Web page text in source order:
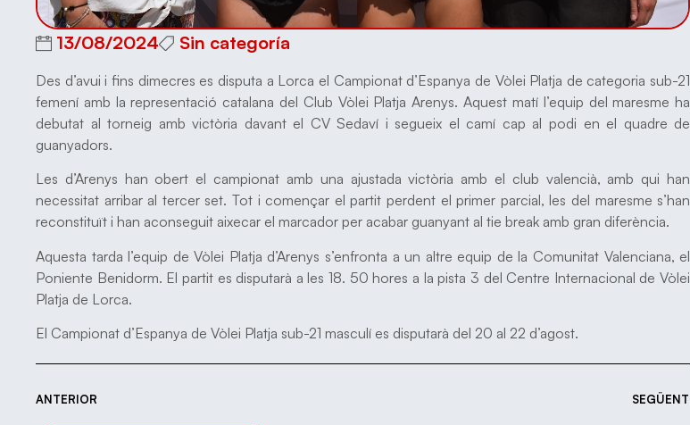
13/08/2024 Sin categoría
Des d’avui i fins dimecres es disputa a Lorca el Campionat d’Espanya de Vòlei Platja de categoria sub-21
femení amb la representació catalana del Club Vòlei Platja Arenys. Aquest matí l’equip del maresme ha
debutat al torneig amb victòria davant el CV Sedaví i segueix el camí cap al podi en el quadre de
guanyadors.
Les d’Arenys han obert el campionat amb una ajustada victòria amb el club valencià, amb qui han
necessitat arribar al tercer set. Tot i començar el partit perdent el primer parcial, les del maresme s’han
reconstituït i han aconseguit aixecar el marcador per acabar guanyant al tie break amb gran diferència.
Aquesta tarda l’equip de Vòlei Platja d’Arenys s’enfronta a un altre equip de la Comunitat Valenciana, el
Poniente Benidorm. El partit es disputarà a les 18. 50 hores a la pista 3 del Centre Internacional de Vòlei
Platja de Lorca.
El Campionat d’Espanya de Vòlei Platja sub-21 masculí es disputarà del 20 al 22 d’agost.
ANTERIOR SEGÜENT